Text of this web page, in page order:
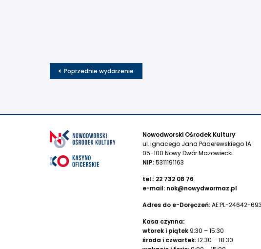
Poprzednie wydarzenie
Nowodworski Ośrodek Kultury
ul. Ignacego Jana Paderewskiego 1A
05-100 Nowy Dwór Mazowiecki
NIP:5311191163
tel.: 22 732 08 76
e-mail: nok@nowydwormaz.pl
Adres do e-Doręczeń:AE:PL-24642-
Kasa czynna:
wtorek i piątek9:30 – 15:30
środa i czwartek:12:30 – 18:30